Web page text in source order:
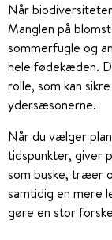
Når
Manglen på
sommerfugle og
hele fødekæden.
rolle, som kan
ydersæsonerne.
Når du vælger
tidspunkter, giver
som buske, træer
samtidig en mere
gøre en stor